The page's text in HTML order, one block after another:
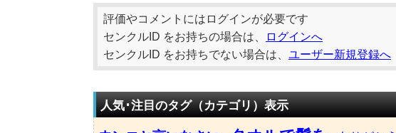
評価やコメントにはログインが必要です
センクルID をお持ちの場合は、
ログインへ
センクルID をお持ちでない場合は、 ユーザー新規登録へ
人気･注目のタグ（カテゴリ）表示